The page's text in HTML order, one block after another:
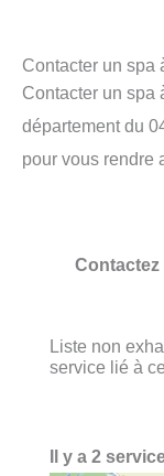
Contacter un spa
Contacter un spa
département du
pour vous rendre
Liste non
service lié à
Il y a 2